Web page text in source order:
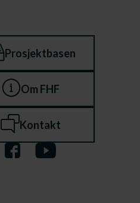
Prosjektbasen
Om FHF
Kontakt